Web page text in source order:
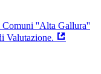
''Alta Gallura''
Valutazione.